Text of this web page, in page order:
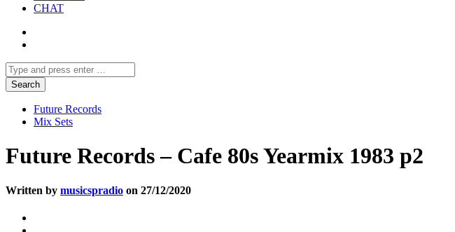
CHAT
Future Records
Mix Sets
Future Records – Cafe 80s Yearmix 1983 p2
Written by musicspradio on 27/12/2020